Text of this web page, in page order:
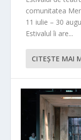
comunitatea
11 iulie – 30
Estivalul îi are...
CITEŞTE MAI